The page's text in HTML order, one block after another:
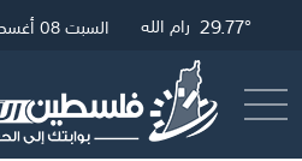
32.33° غزة 30.01° القدس 29.77° رام الله السبت 08 أغسطس 2026